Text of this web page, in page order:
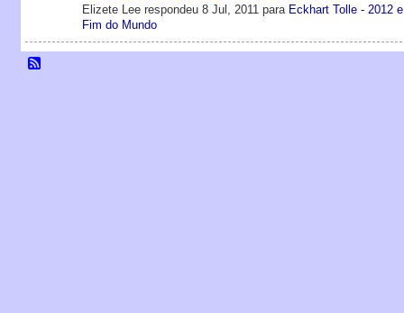
Elizete Lee respondeu 8 Jul, 2011 para Eckhart Tolle - 2012
Fim do Mundo